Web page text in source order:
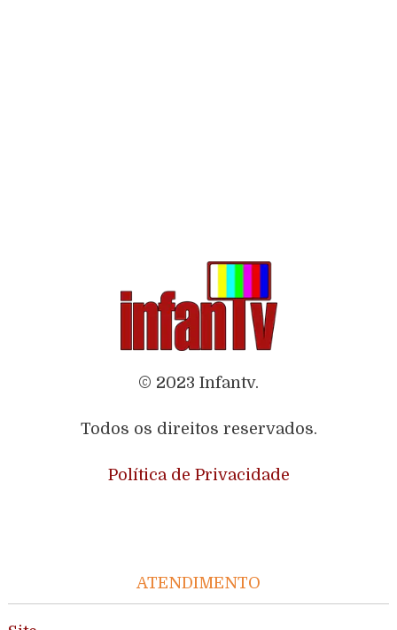
© 2023 Infantv.
Todos os direitos reservados.
Política de Privacidade
ATENDIMENTO